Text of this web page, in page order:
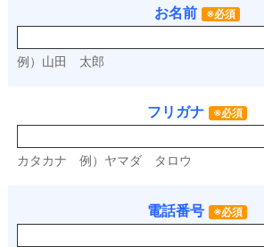
お名前 ※必須
例）山田 太郎
フリガナ ※必須
カタカナ 例）ヤマダ タロウ
電話番号 ※必須